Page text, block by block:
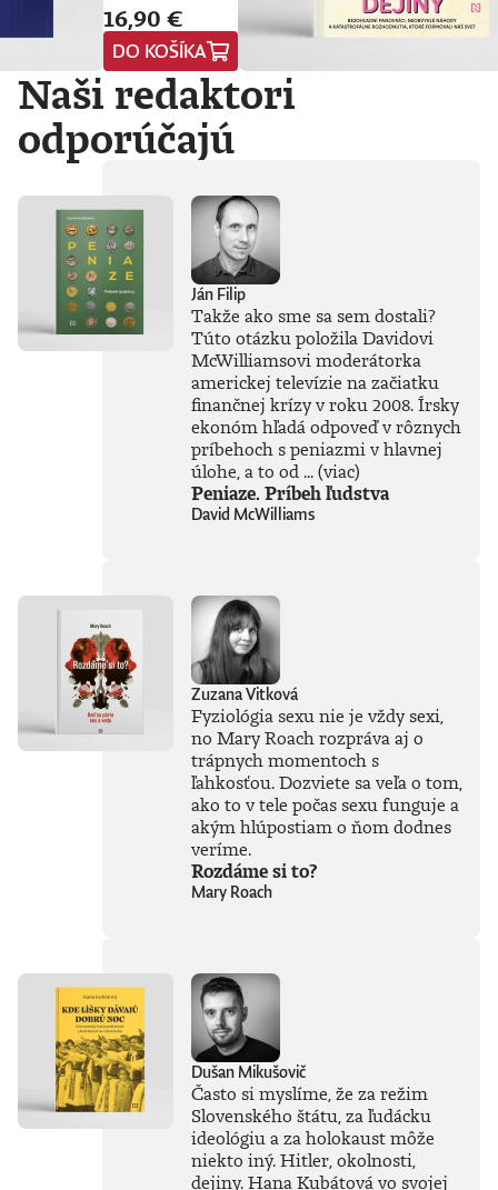
všetko, čo sme si o
nej doteraz mysleli.
Vyvádza umelú
inteligenciu z prísne
strážených
počítačových
laboratórií
technologických
každodenného
života. Od príchodu
systému ChatGPT
zaplavila verejnosť
vlna záujmu o AI,
no zároveň
zavládol zmätok.
Čo vlastne umelá
inteligencia dokáže
a kde sú jej limity?
Čo nás ešte len
čaká? Je pre ľudstvo
spásou alebo
hrozbou? Susskind
hraniciach, ktoré by
sme pri jej
používaní mali
jasne stanoviť.V
knihe Ako
premýšľať o umelej
inteligencii autor
čerpá zo svojich
skúseností, keďže
tejto téme sa
začiatku 80. rokov.
Vyváženie prínosov
sú často
nekonvenčné –
ChatGPT a
generatívnu AI
vníma len ako
najnovšiu kapitolu
v dlhom príbehu a
tvrdí, že sme stále
iba na začiatku
16,90 €
DO KOŠÍKA
Naši redaktori
odporúčajú
Ján Filip
Takže ako sme sa sem dostali?
Túto otázku položila Davidovi
McWilliamsovi moderátorka
americkej televízie na začiatku
finančnej krízy v roku 2008. Írsky
ekonóm hľadá odpoveď v rôznych
príbehoch s peniazmi v hlavnej
úlohe, a to od ...(viac)
Peniaze. Príbeh ľudstva
David McWilliams
Zuzana Vitková
Fyziológia sexu nie je vždy sexi,
no Mary Roach rozpráva aj o
trápnych momentoch s
ľahkosťou. Dozviete sa veľa o tom,
ako to v tele počas sexu funguje a
akým hlúpostiam o ňom dodnes
veríme.
Rozdáme si to?
Mary Roach
Dušan Mikušovič
Často si myslíme, že za režim
Slovenského štátu, za ľudácku
ideológiu a za holokaust môže
niekto iný. Hitler, okolnosti,
dejiny. Hana Kubátová vo svojej